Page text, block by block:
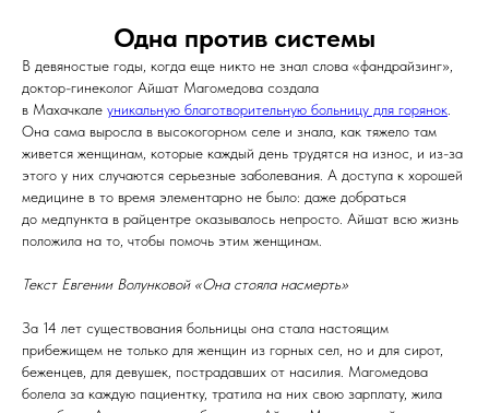
Одна против системы
В девяностые годы, когда еще никто не знал слова «фандрайзинг»,
доктор-гинеколог Айшат Магомедова создала
в Махачкале уникальную благотворительную больницу для горянок
Она сама выросла в высокогорном селе и знала, как тяжело там
живется женщинам, которые каждый день трудятся на износ, и из-за
этого у них случаются серьезные заболевания. А доступа к хорошей
медицине в то время элементарно не было: даже добраться
до медпункта в райцентре оказывалось непросто. Айшат всю жизнь
положила на то, чтобы помочь этим женщинам.
Текст Евгении Волунковой «Она стояла насмерть»
За 14 лет существования больницы она стала настоящим
прибежищем не только для женщин из горных сел, но и для сирот,
беженцев, для девушек, пострадавших от насилия. Магомедова
болела за каждую пациентку, тратила на них свою зарплату, жила